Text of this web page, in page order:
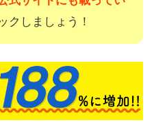
クしましょう！